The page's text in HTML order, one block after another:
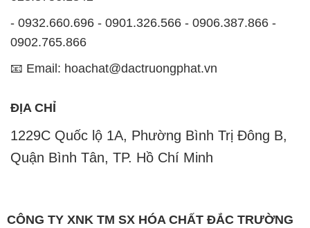
- 0932.660.696 - 0901.326.566 - 0906.387.866 -
0902.765.866
📧 Email: hoachat@dactruongphat.vn
ĐỊA CHỈ
1229C Quốc lộ 1A, Phường Bình Trị Đông B,
Quận Bình Tân, TP. Hồ Chí Minh
CÔNG TY XNK TM SX HÓA CHẤT ĐẮC TRƯỜNG